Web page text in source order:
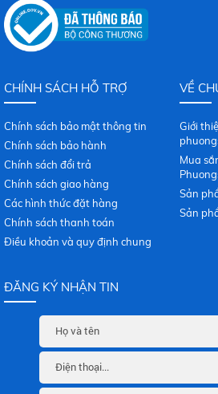
CHÍNH SÁCH HỖ TRỢ
Chính sách bảo mật thông tin
Chính sách bảo hành
Chính sách đổi trả
Chính sách giao hàng
Các hình thức đặt hàng
Chính sách thanh toán
Điều khoản và quy định chung
VỀ
Giới
Mua
Sản
Sản
ĐĂNG KÝ NHẬN TIN